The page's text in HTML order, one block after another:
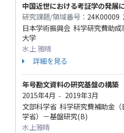
中国近世における考証学の発展
研究課題/領域番号： 24K00009
日本学術振興会 科学研究費助
大学
水上 雅晴
詳細を見る
年号勘文資料の研究基盤の構築
2015年4月 - 2019年3月
文部科学省 科学研究費補助金
学省）－基盤研究(B)
水上雅晴